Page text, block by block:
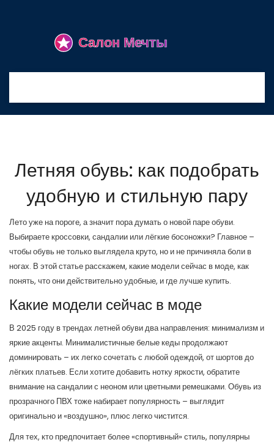
Летняя обувь: как подобрать
удобную и стильную пару
Лето уже на пороге, а значит пора думать о новой паре обуви.
Выбираете кроссовки, сандалии или лёгкие босоножки? Главное –
чтобы обувь не только выглядела круто, но и не причиняла боли в
ногах. В этой статье расскажем, какие модели сейчас в моде, как
понять, что они действительно удобные, и где лучше купить.
Какие модели сейчас в моде
В 2025 году в трендах летней обуви два направления: минимализм и
яркие акценты. Минималистичные белые кеды продолжают
доминировать – их легко сочетать с любой одеждой, от шортов до
лёгких платьев. Если хотите добавить нотку яркости, обратите
внимание на сандалии с неоном или цветными ремешками. Обувь из
прозрачного ПВХ тоже набирает популярность – выглядит
оригинально и «воздушно», плюс легко чистится.
Для тех, кто предпочитает более «спортивный» стиль, популярны